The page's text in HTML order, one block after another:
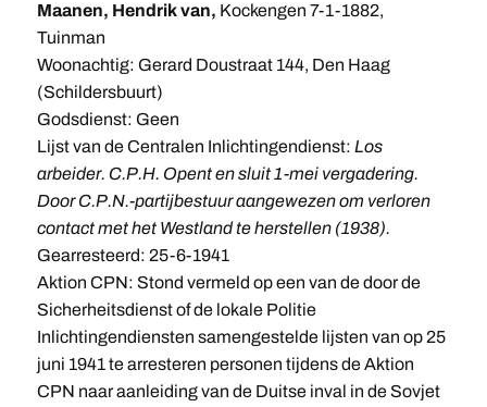
Maanen, Hendrik van, Kockengen 7-1-1882,
Tuinman
Woonachtig: Gerard Doustraat 144, Den Haag
(Schildersbuurt)
Godsdienst: Geen
Lijst van de Centralen Inlichtingendienst: Los
arbeider. C.P.H. Opent en sluit 1-mei vergadering.
Door C.P.N.-partijbestuur aangewezen om verloren
contact met het Westland te herstellen (1938).
Gearresteerd: 25-6-1941
Aktion CPN: Stond vermeld op een van de door de
Sicherheitsdienst of de lokale Politie
Inlichtingendiensten samengestelde lijsten van op 25
juni 1941 te arresteren personen tijdens de Aktion
CPN naar aanleiding van de Duitse inval in de Sovjet